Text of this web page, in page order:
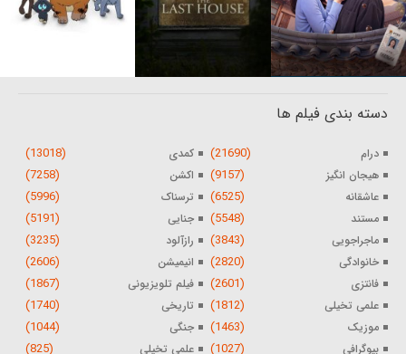
دسته بندی فیلم ها
درام (21690) کمدی (13018)
هیجان انگیز (9157) اکشن (7258)
عاشقانه (6525) ترسناک (5996)
مستند (5548) جنایی (5191)
ماجراجویی (3843) رازآلود (3235)
خانوادگی (2820) انیمیشن (2606)
فانتزی (2601) فیلم تلویزیونی (1867)
علمی تخیلی (1812) تاریخی (1740)
موزیک (1463) جنگی (1044)
بیوگرافی (1027) علمی تخیلی (825)